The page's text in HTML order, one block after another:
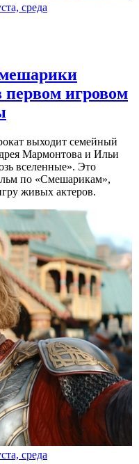
среда
игровом
выходит семейный
Мармонтова и Ильи
вселенные». Это
по «Смешарикам»,
живых актеров.
среда